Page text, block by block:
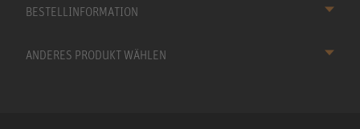
BESTELLINFORMATION
ANDERES PRODUKT WÄHLEN